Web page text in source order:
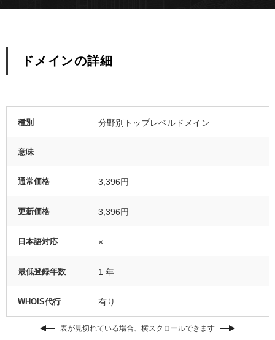
ドメインの詳細
種別 分野別トップレベルドメイン
意味
通常価格 3,396円
更新価格 3,396円
日本語対応 ×
最低登録年数 1 年
WHOIS代行 有り
表が見切れている場合、横スクロールできます